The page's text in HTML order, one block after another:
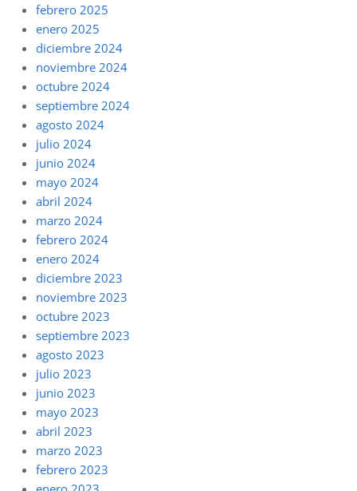
febrero 2025
enero 2025
diciembre 2024
noviembre 2024
octubre 2024
septiembre 2024
agosto 2024
julio 2024
junio 2024
mayo 2024
abril 2024
marzo 2024
febrero 2024
enero 2024
diciembre 2023
noviembre 2023
octubre 2023
septiembre 2023
agosto 2023
julio 2023
junio 2023
mayo 2023
abril 2023
marzo 2023
febrero 2023